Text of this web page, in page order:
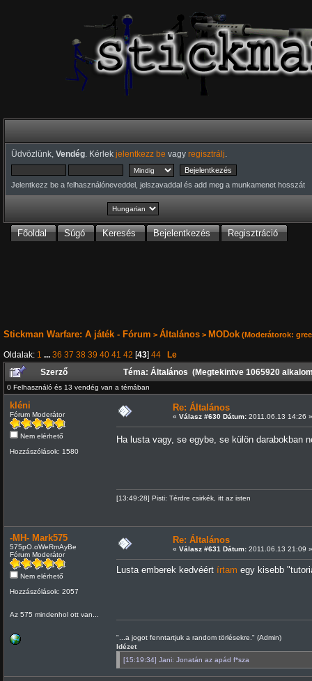
Üdvözlünk, Vendég. Kérlek jelentkezz be vagy regisztrálj
Jelentkezz be a felhasználóneveddel, jelszavaddal és add meg a munkamenet hosszát
Főoldal Súgó Keresés Bejelentkezés Regisztráció
Stickman Warfare: A játék - Fórum > Általános> MODok(Moderátorok:
Oldalak: 1 ... 36 37 38 39 40 41 42 [43] 44
Le
Szerző
Téma: Általános (Megtekintve 1065920
0 Felhasználó és 13 vendég van a témában
kléni
Fórum Moderátor
Nem elérhető
Hozzászólások: 1580
Re: Általános
« Válasz #630 Dátum:2011.06.13 14:26 »
Ha lusta vagy, se egybe, se külön darabokban
[13:49:28] Pisti: Térdre csirkék, itt az isten
-MH- Mark575
575pO.oWeRmAyBe
Fórum Moderátor
Nem elérhető
Hozzászólások: 2057
Az 575 mindenhol ott van...
Re: Általános
« Válasz #631 Dátum:2011.06.13 21:09 »
Lusta emberek kedvéért írtam egy kisebb
"...a jogot fenntartjuk a random törlésekre." (Admin)
Idézet
[15:19:34] Jani: Jonatán az apád f*sza